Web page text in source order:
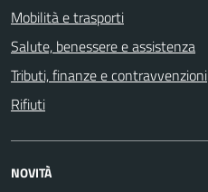
Mobilità e trasporti
Salute, benessere e assistenza
Tributi, finanze e contravvenzioni
Rifiuti
NOVITÀ